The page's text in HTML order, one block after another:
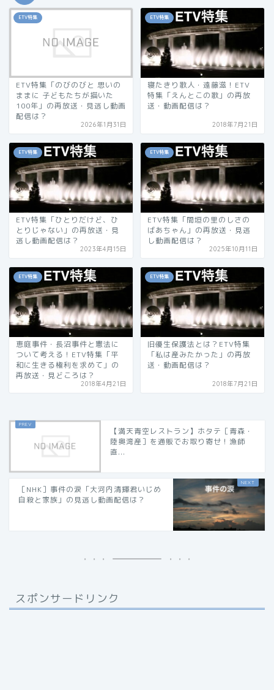
ETV特集
ETV特集「のびのびと 思いの
ままに 子どもたちが描いた
100年」の再放送・見逃し動画
配信は？
2026年1月31日
ETV特集
寝たきり歌人・遠藤滋！ETV
特集「えんとこの歌」の再放
送・動画配信は？
2018年7月21日
ETV特集
ETV特集「ひとりだけど、ひ
とりじゃない」の再放送・見
逃し動画配信は？
2023年4月15日
ETV特集
ETV特集「間垣の里のしさの
ばあちゃん」の再放送・見逃
し動画配信は？
2025年10月11日
ETV特集
恵庭事件・長沼事件と憲法に
ついて考える！ETV特集「平
和に生きる権利を求めて」の
再放送・見どころは？
2018年4月21日
ETV特集
旧優生保護法とは？ETV特集
「私は産みたかった」の再放
送・動画配信は？
2018年7月21日
【満天青空レストラン】ホタテ［青森・
陸奥湾産］を通販でお取り寄せ！漁師
直...
［NHK］事件の涙「大河内清輝君いじめ
自殺と家族」の見逃し動画配信は？
スポンサードリンク